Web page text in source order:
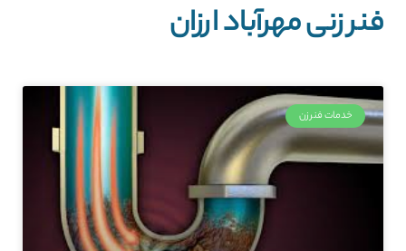
فنر زنی مهرآباد ارزان
خدمات فنرزن